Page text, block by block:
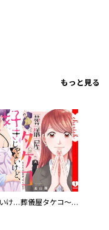
もっと見る
好きじゃないけど、抱いてください【電子単行本版／特典おまけ付き】 葬儀屋タケコ～あなたの最期、叶えます【電子単行本版】